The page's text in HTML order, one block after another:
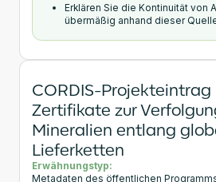
Erklären Sie die Kontinuität von
übermäßig anhand dieser
CORDIS-
Zertifikate zur
Mineralien entlang
Lieferketten
Erwähnungstyp:
Metadaten des öffentlichen